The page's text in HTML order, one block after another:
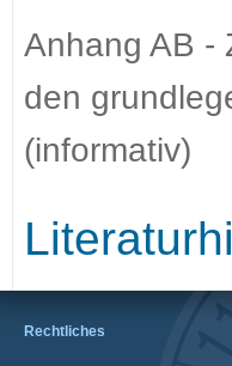
Anhang AB -
den
(informativ)
Rechtliches